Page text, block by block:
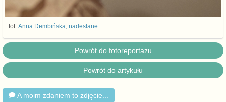
fot. Anna Dembińska, nadesłane
Powrót do fotoreportażu
Powrót do artykułu
A moim zdaniem to zdjęcie...